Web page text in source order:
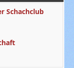
Schachclub